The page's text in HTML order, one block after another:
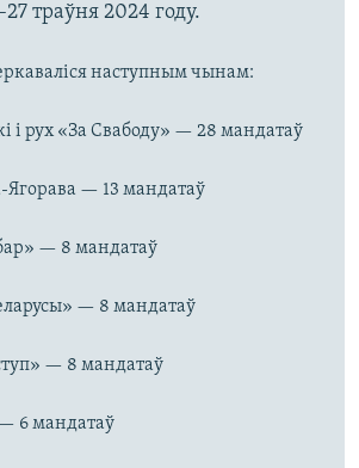
траўня 2024 году.
наступным чынам:
і рух «За Свабоду» — 28 мандатаў
Ягорава — 13 мандатаў
— 8 мандатаў
— 8 мандатаў
— 8 мандатаў
6 мандатаў